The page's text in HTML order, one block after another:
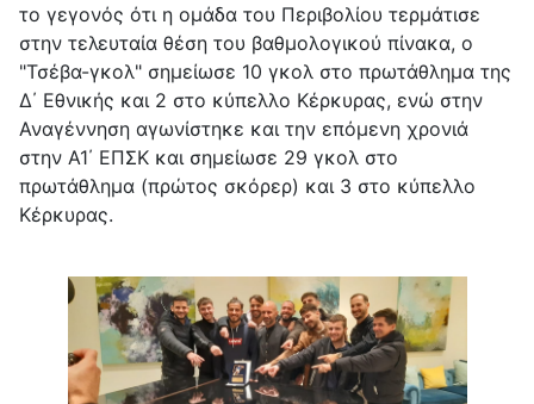
το γεγονός ότι η ομάδα του Περιβολίου τερμάτισε
στην τελευταία θέση του βαθμολογικού πίνακα, ο
"Τσέβα-γκολ" σημείωσε 10 γκολ στο πρωτάθλημα της
Δ΄ Εθνικής και 2 στο κύπελλο Κέρκυρας, ενώ στην
Αναγέννηση αγωνίστηκε και την επόμενη χρονιά
στην Α1΄ ΕΠΣΚ και σημείωσε 29 γκολ στο
πρωτάθλημα (πρώτος σκόρερ) και 3 στο κύπελλο
Κέρκυρας.